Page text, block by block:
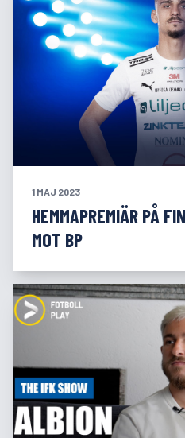
1 MAJ 2023
HEMMAPREMIÄR PÅ
MOT BP